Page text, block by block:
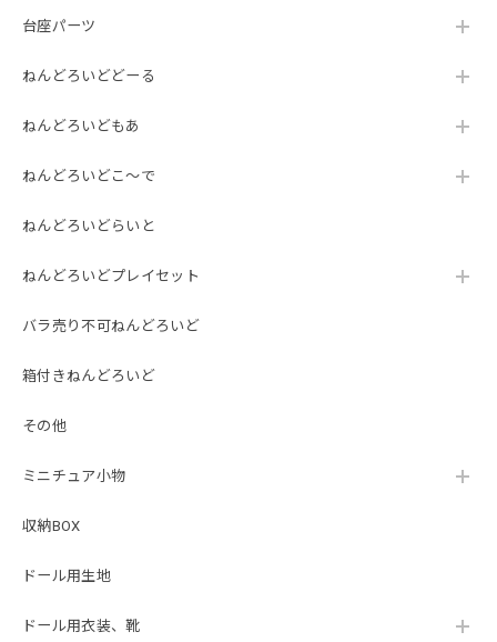
台座パーツ
ねんどろいどどーる
ねんどろいどもあ
ねんどろいどこ～で
ねんどろいどらいと
ねんどろいどプレイセット
バラ売り不可ねんどろいど
箱付きねんどろいど
その他
ミニチュア小物
収納BOX
ドール用生地
ドール用衣装、靴